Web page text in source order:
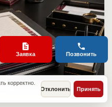
корректно.
Отклонить Принять
Заявка Позвонить